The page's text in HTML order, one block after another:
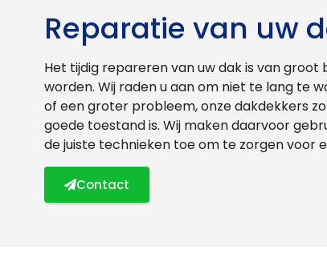
Reparatie van uw
Het tijdig repareren van uw dak is van
worden. Wij raden u aan om niet te lang te
of een groter probleem, onze dakdekkers
goede toestand is. Wij maken daarvoor
de juiste technieken toe om te zorgen voor
Contact